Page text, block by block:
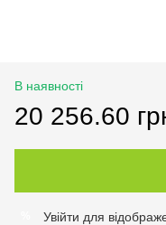
В наявності
20 256.60
Увійти для